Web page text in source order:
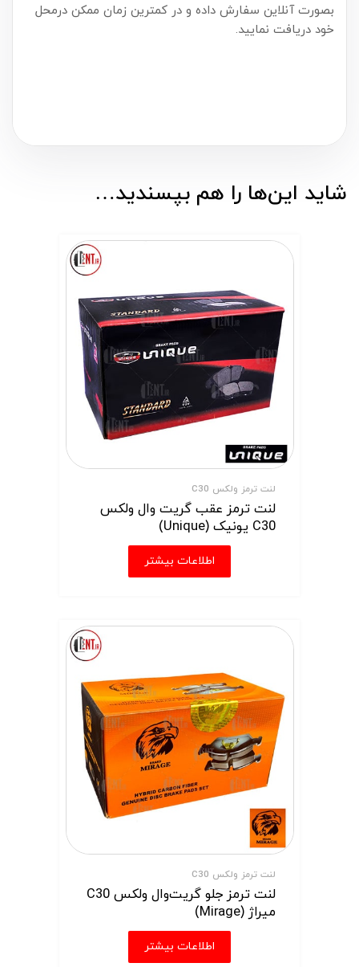
بصورت آنلاین سفارش داده و در کمترین زمان ممکن درمحل
خود دریافت نمایید.
شاید این‌ها را هم بپسندید…
لنت ترمز ولکس C30
لنت ترمز عقب گریت وال ولکس
C30 یونیک (Unique)
اطلاعات بیشتر
لنت ترمز ولکس C30
لنت ترمز جلو گریت‌وال ولکس C30
میراژ (Mirage)
اطلاعات بیشتر